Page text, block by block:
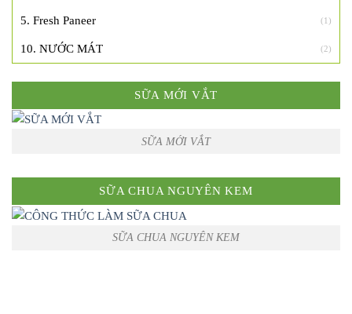
5. Fresh Paneer (1)
10. NƯỚC MÁT (2)
SỮA MỚI VẮT
SỮA MỚI VẮT
SỮA CHUA NGUYÊN KEM
SỮA CHUA NGUYÊN KEM